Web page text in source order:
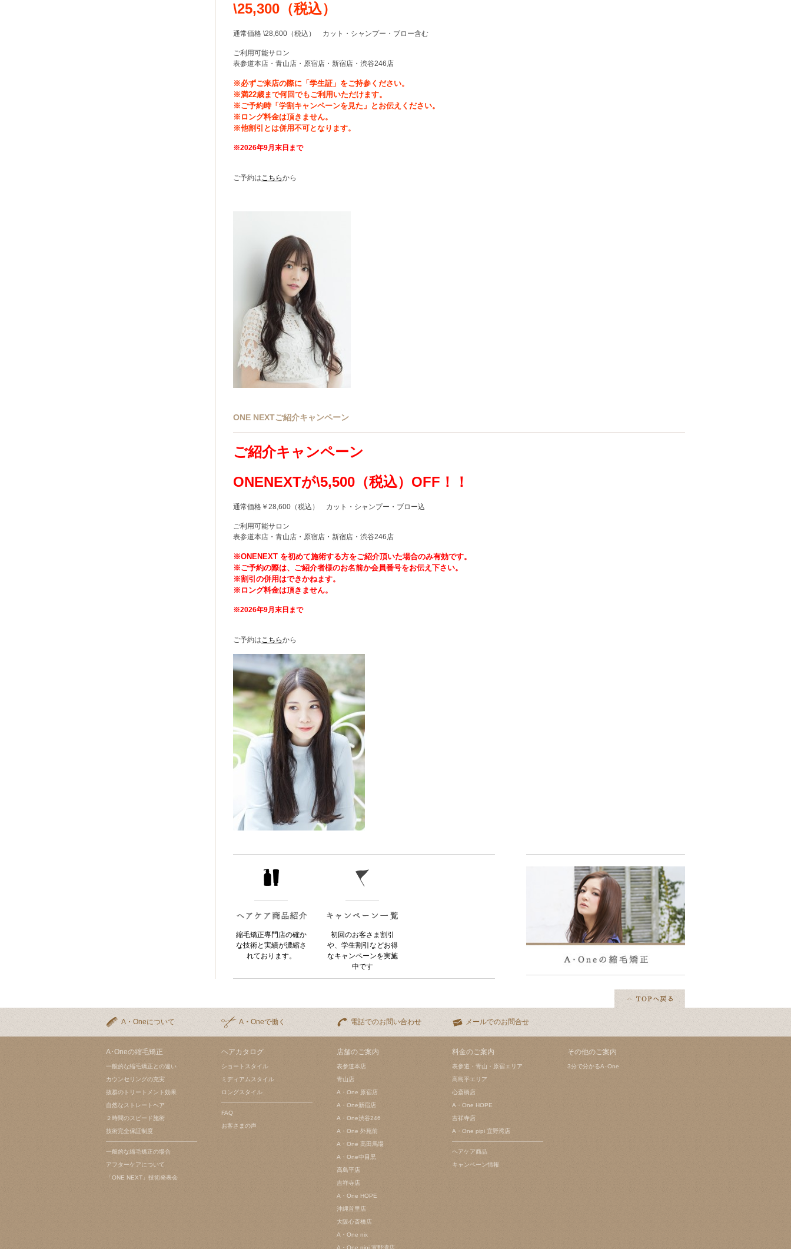
\25,300（税込）
通常価格 \28,600（税込） カット・シャンプー・ブロー含む
ご利用可能サロン
表参道本店・青山店・原宿店・新宿店・渋谷246店
※必ずご来店の際に「学生証」をご持参ください。
※満22歳まで何回でもご利用いただけます。
※ご予約時「学割キャンペーンを見た」とお伝えください。
※ロング料金は頂きません。
※他割引とは併用不可となります。
※2026年9月末日まで
ご予約はこちらから
ONE NEXTご紹介キャンペーン
ご紹介キャンペーン
ONENEXTが\5,500（税込）OFF！！
通常価格￥28,600（税込） カット・シャンプー・ブロー込
ご利用可能サロン
表参道本店・青山店・原宿店・新宿店・渋谷246店
※ONENEXT を初めて施術する方をご紹介頂いた場合のみ有効です。
※ご予約の際は、ご紹介者様のお名前か会員番号をお伝え下さい。
※割引の併用はできかねます。
※ロング料金は頂きません。
※2026年9月末日まで
ご予約はこちらから
縮毛矯正専門店の確か
な技術と実績が濃縮さ
れております。
初回のお客さま割引
や、学生割引などお得
なキャンペーンを実施
中です
A・Oneについて A・Oneで働く 電話でのお問い合わせ メールでのお問合せ
A･Oneの縮毛矯正
一般的な縮毛矯正との違い
カウンセリングの充実
抜群のトリートメント効果
自然なストレートヘア
２時間のスピード施術
技術完全保証制度
一般的な縮毛矯正の場合
アフターケアについて
「ONE NEXT」技術発表会
ヘアカタログ
ショートスタイル
ミディアムスタイル
ロングスタイル
FAQ
お客さまの声
店舗のご案内
表参道本店
青山店
A・One 原宿店
A・One新宿店
A・One渋谷246
A・One 外苑前
A・One 高田馬場
A・One中目黒
高島平店
吉祥寺店
A・One HOPE
沖縄首里店
大阪心斎橋店
A・One nix
A・One pipi 宜野湾店
料金のご案内
表参道・青山・原宿エリア
高島平エリア
心斎橋店
A・One HOPE
吉祥寺店
A・One pipi 宜野湾店
ヘアケア商品
キャンペーン情報
その他のご案内
3分で分かるA･One